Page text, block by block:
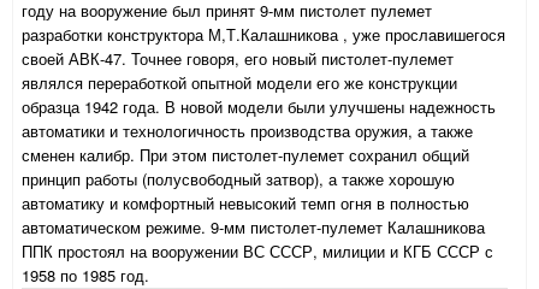
году на вооружение был принят 9-мм пистолет пулемет
разработки конструктора М,Т.Калашникова , уже прославишегося
своей АВК-47. Точнее говоря, его новый пистолет-пулемет
являлся переработкой опытной модели его же конструкции
образца 1942 года. В новой модели были улучшены надежность
автоматики и технологичность производства оружия, а также
сменен калибр. При этом пистолет-пулемет сохранил общий
принцип работы (полусвободный затвор), а также хорошую
автоматику и комфортный невысокий темп огня в полностью
автоматическом режиме. 9-мм пистолет-пулемет Калашникова
ППК простоял на вооружении ВС СССР, милиции и КГБ СССР с
1958 по 1985 год.